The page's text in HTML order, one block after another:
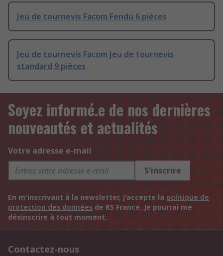
Jeu de tournevis Facom Fendu 6 pièces
Jeu de tournevis Facom Jeu de tournevis
standard 9 pièces
Soyez informé.e de nos dernières
nouveautés et actualités
Votre adresse e-mail
S'inscrire
En m'inscrivant à la newsletter, j'accepte la politique de
protection des données de RS France. Je pourrai me
désinscrire à tout moment.
Contactez-nous